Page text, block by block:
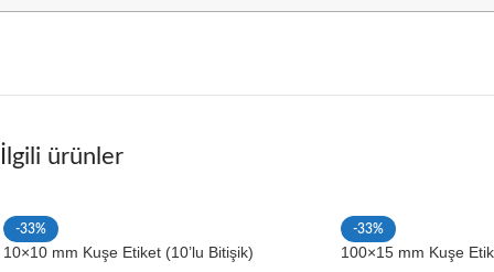
İlgili ürünler
-33%
10×10 mm Kuşe Etiket (10’lu Bitişik)
-33%
100×15 mm Kuşe